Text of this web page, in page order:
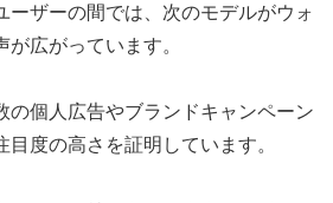
ーザーの間では、次のモデルがウォ
広がっています。
の個人広告やブランドキャンペーン
度の高さを証明しています。